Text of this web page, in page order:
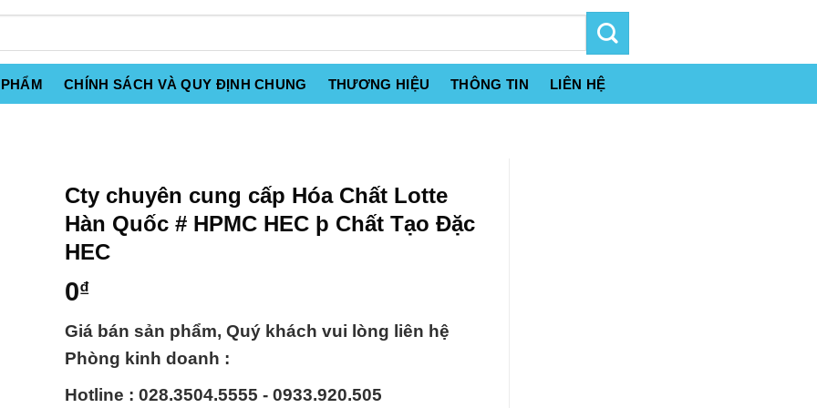
CHÍNH SÁCH VÀ QUY ĐỊNH CHUNG THƯƠNG HIỆU THÔNG TIN LIÊN HỆ
Cty chuyên cung cấp Hóa Chất Lotte
Hàn Quốc # HPMC HEC þ Chất Tạo Đặc
HEC
0₫
Giá bán sản phẩm, Quý khách vui lòng liên hệ
Phòng kinh doanh :
Hotline : 028.3504.5555 - 0933.920.505